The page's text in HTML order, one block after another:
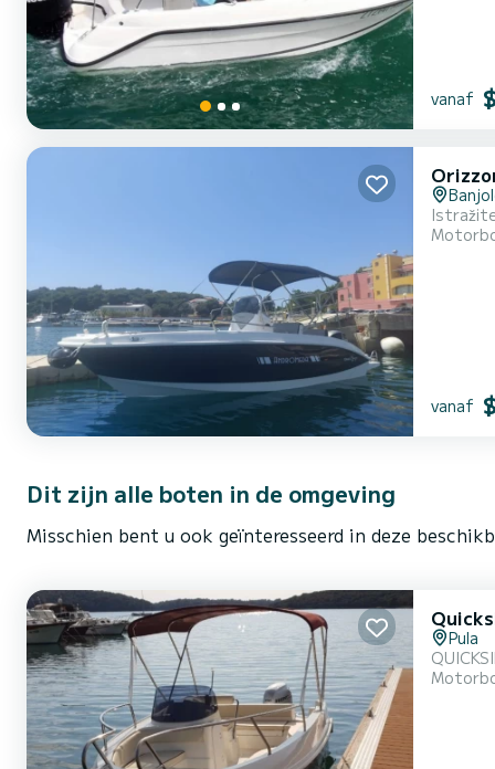
vanaf
vanaf
Dit zijn alle boten in de omgeving
Misschien bent u ook geïnteresseerd in deze
Pula